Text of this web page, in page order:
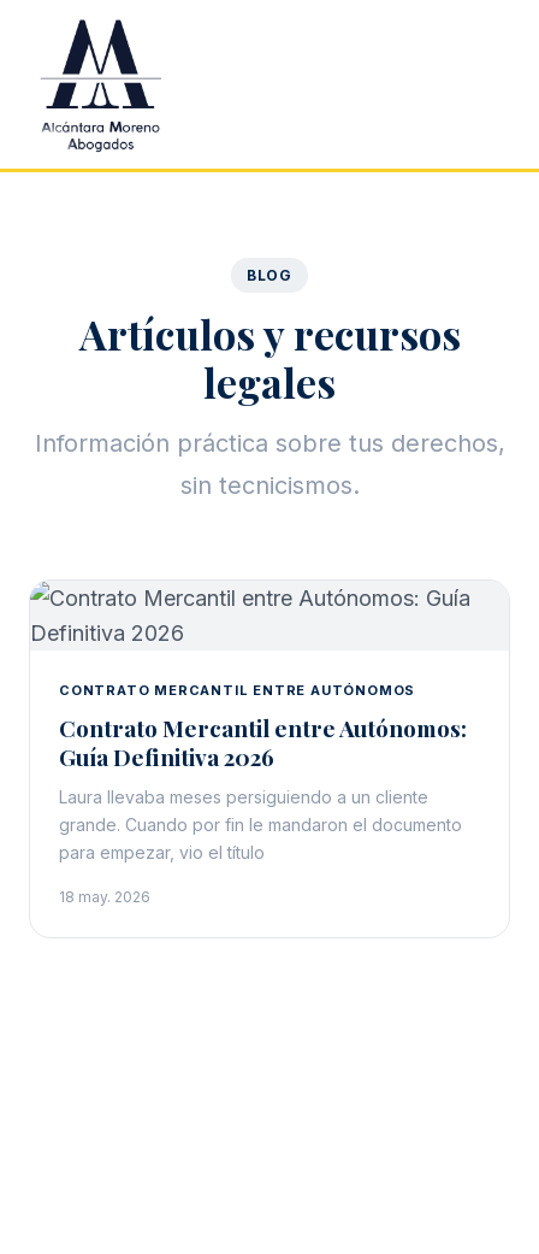
Saltar al contenido principal
BLOG
Artículos y recursos
legales
Información práctica sobre tus derechos,
sin tecnicismos.
CONTRATO MERCANTIL ENTRE AUTÓNOMOS
Contrato Mercantil entre Autónomos:
Guía Definitiva 2026
Laura llevaba meses persiguiendo a un cliente
grande. Cuando por fin le mandaron el documento
para empezar, vio el título
18 may. 2026